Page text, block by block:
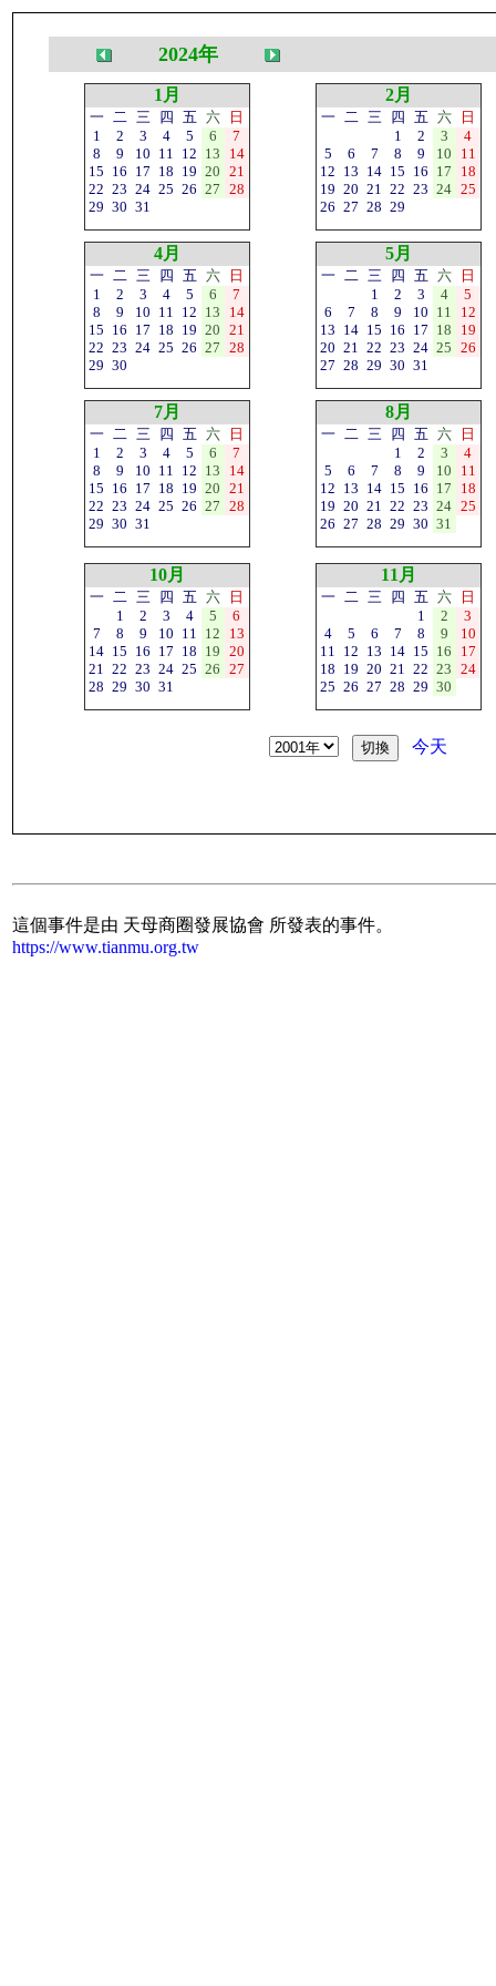
2024年
1月
一 二 三 四 五 六
日
1
2 3 4 5 6
7
8
9 10 11 12 13
14
15 16 17 18 19 20 21
22 23 24 25 26 27 28
29 30 31
2月
一 二 三 四 五 六
日
1
2 3
4
5
6 7 8 9 10
11
12 13 14 15 16 17
18
19 20 21 22 23 24 25
26 27 28 29
4月
一 二 三 四 五 六
日
1
2 3 4 5 6
7
8
9 10 11 12 13
14
15 16 17 18 19 20 21
22 23 24 25 26 27 28
29 30
5月
一 二 三 四 五 六
日
1
2 3 4
5
6
7 8 9 10 11
12
13 14 15 16 17 18
19
20 21 22 23 24 25 26
27 28 29 30 31
7月
一 二 三 四 五 六
日
1
2 3 4 5 6
7
8
9 10 11 12 13
14
15 16 17 18 19 20 21
22 23 24 25 26 27 28
29 30 31
8月
一 二 三 四 五 六
日
1
2 3
4
5
6 7 8 9 10
11
12 13 14 15 16 17
18
19 20 21 22 23 24 25
26 27 28 29 30 31
10月
一 二 三 四 五 六
日
1
2 3 4 5
6
7
8 9 10 11 12
13
14 15 16 17 18 19 20
21 22 23 24 25 26 27
28 29 30 31
11月
一 二 三 四 五 六
日
1
2
3
4
5 6 7 8 9
10
11 12 13 14 15 16
17
18 19 20 21 22 23 24
25 26 27 28 29 30
今天
這個事件是由 天母商圈發展協會 所發表的事件。
https://www.tianmu.org.tw